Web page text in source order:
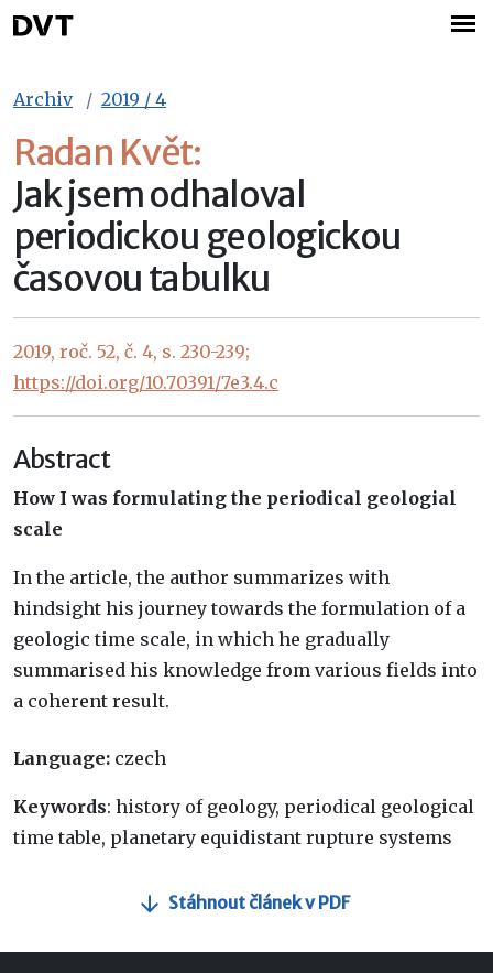
Archiv 2019 / 4
Radan Květ:
Jak jsem odhaloval
periodickou geologickou
časovou tabulku
2019, roč. 52, č. 4, s. 230-239;
https://doi.org/10.70391/7e3.4.c
Abstract
How I was formulating the periodical geologial
scale
In the article, the author summarizes with
hindsight his journey towards the formulation of a
geologic time scale, in which he gradually
summarised his knowledge from various fields into
a coherent result.
Language: czech
Keywords: history of geology, periodical geological
time table, planetary equidistant rupture systems
Stáhnout článek v PDF